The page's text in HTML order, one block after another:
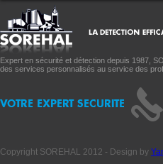
Expert en sécurité et détection depuis 1987,
des services personnalisés au service des
Copyright SOREHAL 2012 - Design by